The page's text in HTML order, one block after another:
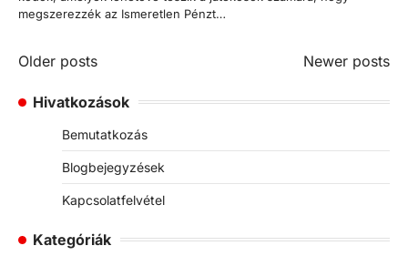
megszerezzék az Ismeretlen Pénzt…
Posts
navigation
Older posts Newer posts
Hivatkozások
Bemutatkozás
Blogbejegyzések
Kapcsolatfelvétel
Kategóriák